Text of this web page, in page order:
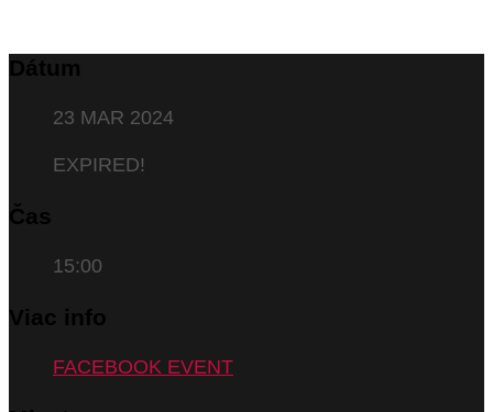
Dátum
23 MAR 2024
EXPIRED!
Čas
15:00
Viac info
FACEBOOK EVENT